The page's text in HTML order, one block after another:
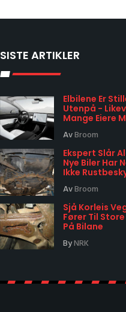
SISTE ARTIKLER
Elbilene Er
Utenpå -
Mange Eiere
AvBroom
Ekspert Slår
Nye Biler Har
Ikke
AvBroom
Sjå Korleis
Fører Til
På Bilane
ByNRK